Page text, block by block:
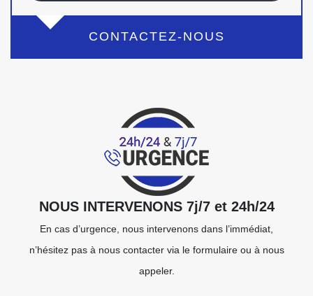
CONTACTEZ-NOUS
NOUS INTERVENONS 7j/7 et 24h/24
En cas d’urgence, nous intervenons dans l’immédiat,
n’hésitez pas à nous contacter via le formulaire ou à nous
appeler.